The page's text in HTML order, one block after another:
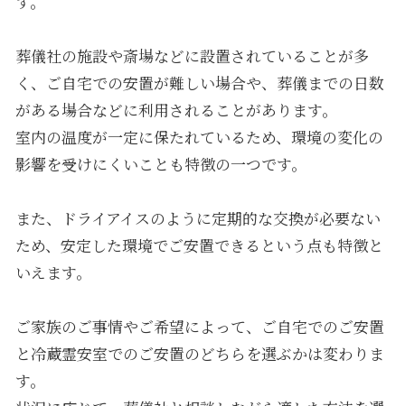
葬儀社の施設や斎場などに設置されていることが多
く、ご自宅での安置が難しい場合や、葬儀までの日数
がある場合などに利用されることがあります。
室内の温度が一定に保たれているため、環境の変化の
影響を受けにくいことも特徴の一つです。
また、ドライアイスのように定期的な交換が必要ない
ため、安定した環境でご安置できるという点も特徴と
いえます。
ご家族のご事情やご希望によって、ご自宅でのご安置
と冷蔵霊安室でのご安置のどちらを選ぶかは変わりま
す。